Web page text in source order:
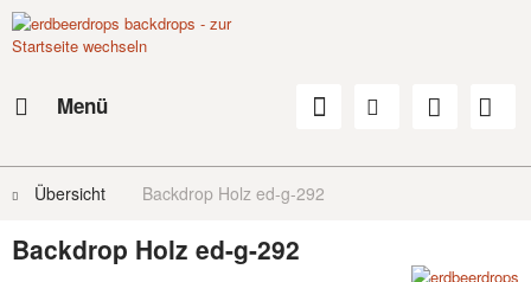
Menü
Übersicht Backdrop Holz ed-g-292
Backdrop Holz ed-g-292